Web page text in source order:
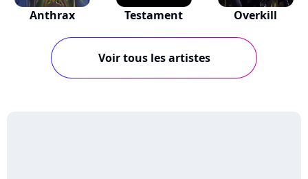
Anthrax Testament Overkill
Voir tous les artistes